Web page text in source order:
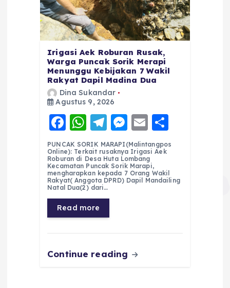
Irigasi Aek Roburan Rusak,
Warga Puncak Sorik Merapi
Menunggu Kebijakan 7 Wakil
Rakyat Dapil Madina Dua
Dina Sukandar
Agustus 9, 2026
F
a
c
e
b
o
o
k
W
h
a
ts
A
p
p
T
el
e
g
r
a
m
M
e
ss
e
n
E
m
ai
l
h
re
PUNCAK SORIK MARAPI(Malintangpos
Online): Terkait rusaknya Irigasi Aek
Roburan di Desa Huta Lombang
Kecamatan Puncak Sorik Marapi,
mengharapkan kepada 7 Orang Wakil
Rakyat( Anggota DPRD) Dapil Mandailing
Natal Dua(2) dari…
Read more
Continue reading